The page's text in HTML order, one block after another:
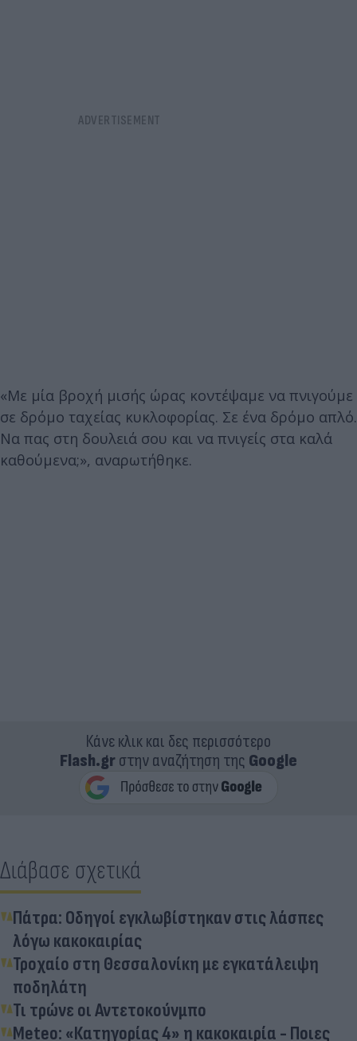
«Με μία βροχή μισής ώρας κοντέψαμε να πνιγούμε
σε δρόμο ταχείας κυκλοφορίας. Σε ένα δρόμο απλό.
Να πας στη δουλειά σου και να πνιγείς στα καλά
καθούμενα;», αναρωτήθηκε.
Κάνε κλικ και δες περισσότερο
Flash.grστην αναζήτηση της Google
Διάβασε σχετικά
Πάτρα: Οδηγοί εγκλωβίστηκαν στις λάσπες
λόγω κακοκαιρίας
Τροχαίο στη Θεσσαλονίκη με εγκατάλειψη
ποδηλάτη
Τι τρώνε οι Αντετοκούνμπο
Meteo: «Κατηγορίας 4» η κακοκαιρία - Ποιες